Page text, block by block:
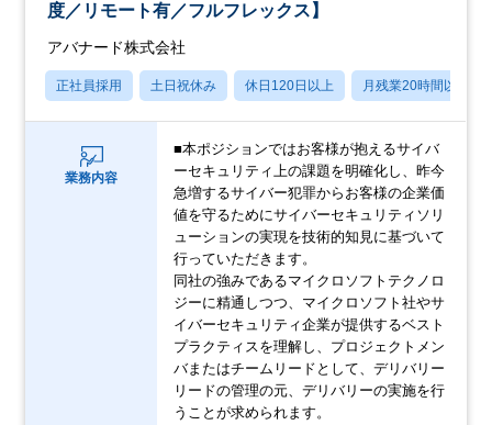
度／リモート有／フルフレックス】
アバナード株式会社
正社員採用 土日祝休み 休日120日以上 月残業20時間以内
業務内容
■本ポジションではお客様が抱えるサイバ
ーセキュリティ上の課題を明確化し、昨今
急増するサイバー犯罪からお客様の企業価
値を守るためにサイバーセキュリティソリ
ューションの実現を技術的知見に基づいて
行っていただきます。
同社の強みであるマイクロソフトテクノロ
ジーに精通しつつ、マイクロソフト社やサ
イバーセキュリティ企業が提供するベスト
プラクティスを理解し、プロジェクトメン
バまたはチームリードとして、デリバリー
リードの管理の元、デリバリーの実施を行
うことが求められます。